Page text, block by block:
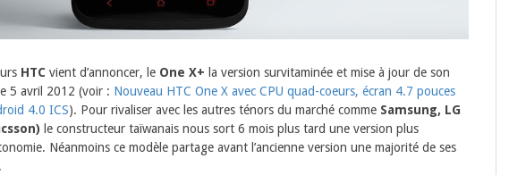
HTC vient d’annoncer, le One X+ la version survitaminée et mise à jour de son
5 avril 2012 (voir : Nouveau HTC One X avec CPU quad-coeurs, écran 4.7 pouces
4.0 ICS). Pour rivaliser avec les autres ténors du marché comme Samsung, LG
le constructeur taïwanais nous sort 6 mois plus tard une version plus
Néanmoins ce modèle partage avant l’ancienne version une majorité de ses